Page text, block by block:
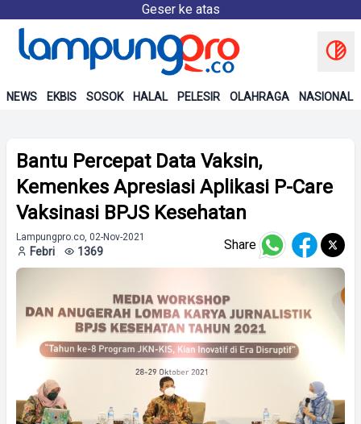
Geser ke atas
NEWS EKBIS SOSOK HALAL PELESIR OLAHRAGA NASIONAL
Bantu Percepat Data Vaksin,
Kemenkes Apresiasi Aplikasi P-Care
Vaksinasi BPJS Kesehatan
Lampungpro.co, 02-Nov-2021
Febri 1369 Share